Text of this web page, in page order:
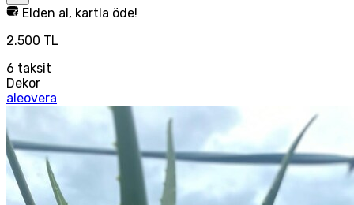
Elden al, kartla öde!
2.500 TL
6 taksit
Dekor
aleovera